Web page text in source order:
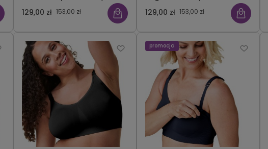
czarny Carriwell
129,00 zł 153,00 zł
129,00 zł 153,00 zł
promocja